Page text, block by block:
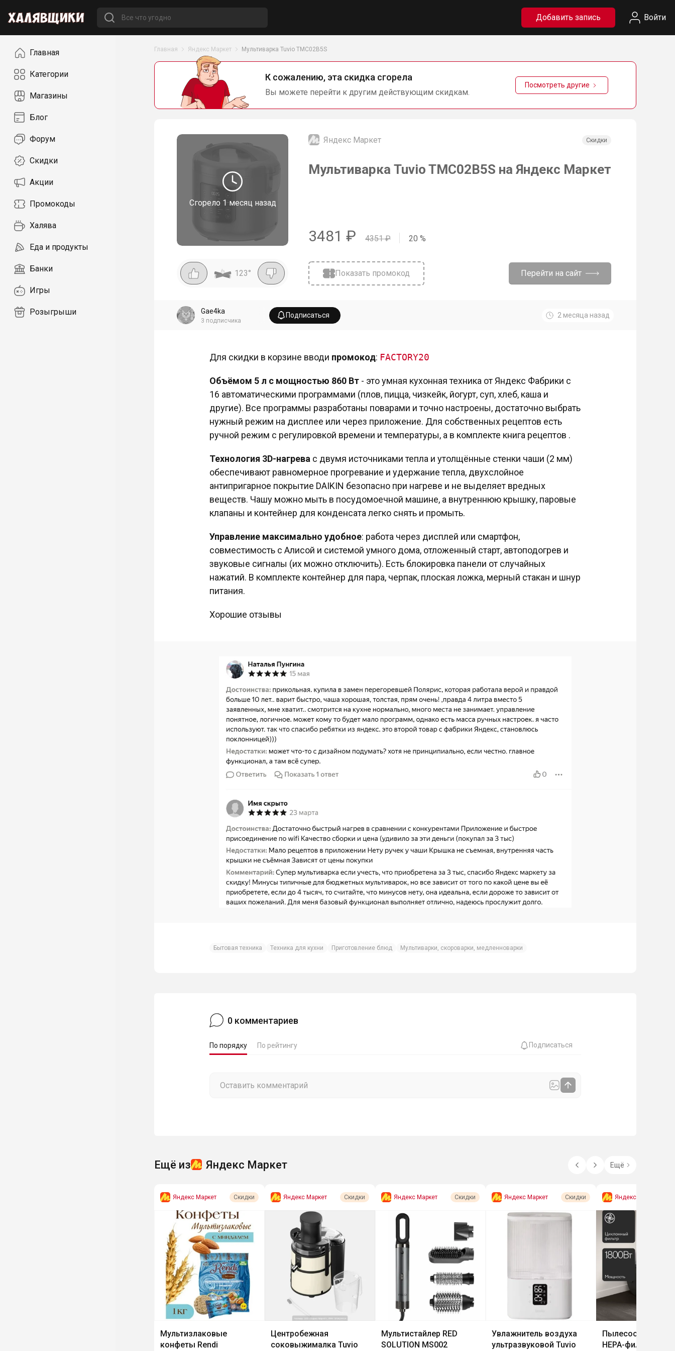
Добавить запись Войти
НавигацияГлавная
Категории
Магазины
Блог
Форум
Скидки
Акции
Промокоды
Халява
Еда и продукты
Банки
Игры
Розыгрыши
Главная Яндекс Маркет Мультиварка Tuvio TMC02B5S
К сожалению, эта скидка сгорела
Вы можете перейти к другим действующим скидкам.
Посмотреть другие
Сгорело 1 месяц назад
Яндекс Маркет Скидки
Мультиварка Tuvio TMC02B5S на Яндекс Маркет
3481 ₽ 4351₽ 20 %
123° Показать промокод Перейти на сайт
Gae4ka
3 подписчика
Подписаться 2 месяца назад
Для скидки в корзине вводи промокод: FACTORY20
Объёмом 5 л с мощностью 860 Вт - это умная кухонная техника от Яндекс Фабрики с
16 автоматическими программами (плов, пицца, чизкейк, йогурт, суп, хлеб, каша и
другие). Все программы разработаны поварами и точно настроены, достаточно выбрать
нужный режим на дисплее или через приложение. Для собственных рецептов есть
ручной режим с регулировкой времени и температуры, а в комплекте книга рецептов .
Технология 3D-нагрева с двумя источниками тепла и утолщённые стенки чаши (2 мм)
обеспечивают равномерное прогревание и удержание тепла, двухслойное
антипригарное покрытие DAIKIN безопасно при нагреве и не выделяет вредных
веществ. Чашу можно мыть в посудомоечной машине, а внутреннюю крышку, паровые
клапаны и контейнер для конденсата легко снять и промыть.
Управление максимально удобное: работа через дисплей или смартфон,
совместимость с Алисой и системой умного дома, отложенный старт, автоподогрев и
звуковые сигналы (их можно отключить). Есть блокировка панели от случайных
нажатий. В комплекте контейнер для пара, черпак, плоская ложка, мерный стакан и шнур
питания.
Хорошие отзывы
Бытовая техника Техника для кухни Приготовление блюд Мультиварки, скороварки, медленноварки
0 комментариев
По порядку По рейтингу Подписаться
Ещё из Яндекс Маркет Ещё
Яндекс Маркет Скидки
Мультизлаковые
конфеты Rendi
Яндекс Маркет Скидки
Центробежная
соковыжималка Tuvio
Яндекс Маркет Скидки
Мультистайлер RED
SOLUTION MS002
Яндекс Маркет Скидки
Увлажнитель воздуха
ультразвуковой Tuvio
Яндекс Маркет
Пылесос Tuvio
HEPA-фильтром